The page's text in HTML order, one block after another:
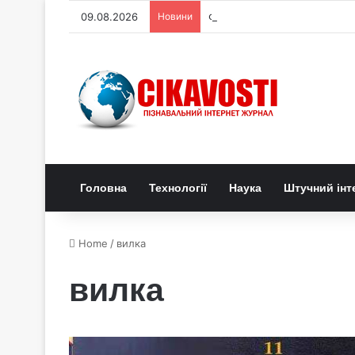
09.08.2026 Новини Фізики відтворили
Головна Технології Наука Штучний
Home / вилка
вилка